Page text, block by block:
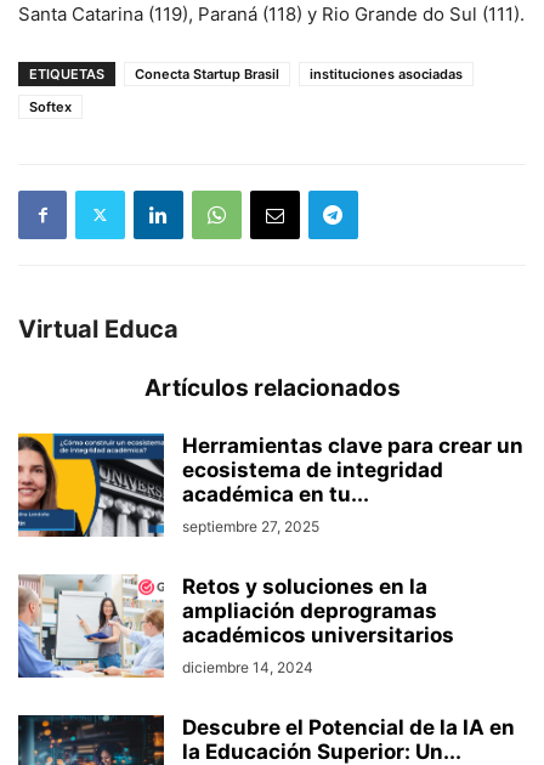
Santa Catarina (119), Paraná (118) y Rio Grande do Sul (111).
ETIQUETAS Conecta Startup Brasil
instituciones asociadas
Softex
Virtual Educa
Artículos relacionados
Herramientas clave para crear un
ecosistema de integridad
académica en tu...
septiembre 27, 2025
Retos y soluciones en la
ampliación deprogramas
académicos universitarios
diciembre 14, 2024
Descubre el Potencial de la IA en
la Educación Superior: Un...